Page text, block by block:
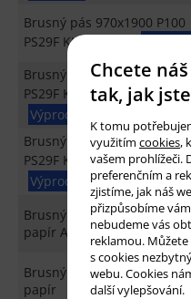
Brusný pás 970x1900 P100
PS29F KLINGSPOR
Brusný pás 970x1900 P120
PS29F KLINGSPOR -22%
Výprodej
Brusný pás 970x1900 P180
PS29F KLINGSPOR -36%
Výprodej
Brusný pás 1010x1900 P 40
papír AVOMAX
Brusný pás 1010x1900 P 60
papír
Chcete
tak, jak
K tomu
využitím cookies,
vašem prohlížeči.
preferenčním a
zjistíme, jak náš
přizpůsobíme
nebudeme vás
reklamou.
s cookies
webu. Cookies
další vylepšování.